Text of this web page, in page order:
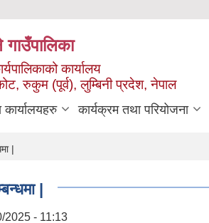
गाउँपालिका
कार्यालय
रुकुम (पूर्व), लुम्बिनी प्रदेश, नेपाल
कार्यालयहरु कार्यक्रम तथा परियोजना
|
|
2025 - 11:13